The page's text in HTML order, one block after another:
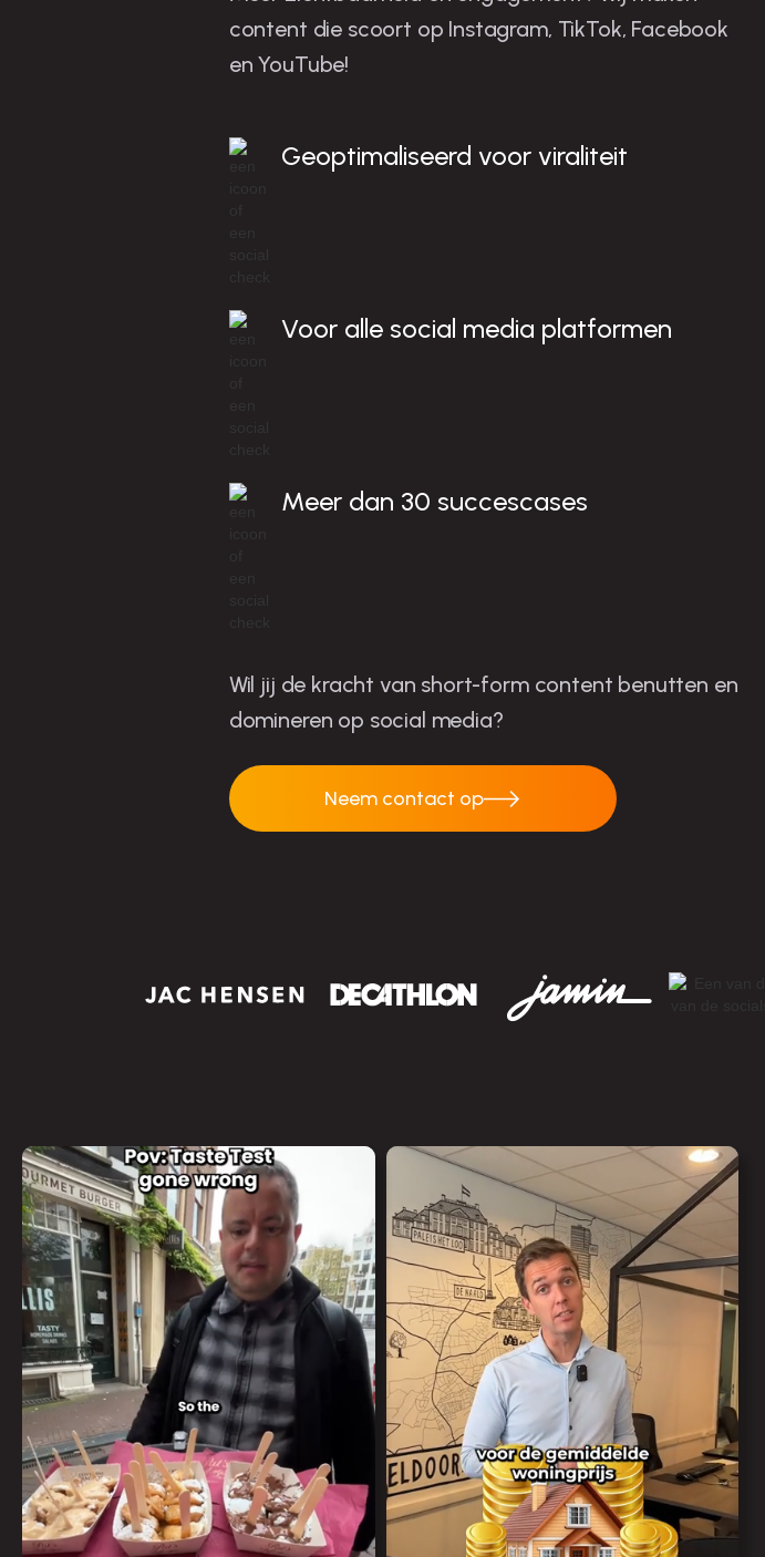
s
in
!
content die scoort op Instagram, TikTok, Facebook
en YouTube!
Geoptimaliseerd voor viraliteit
Voor alle social media platformen
Meer dan 30 succescases
Wil jij de kracht van short-form content benutten en
domineren op social media?
Neem contact op